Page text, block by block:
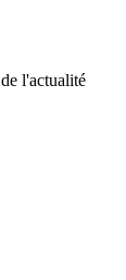
l'actualité